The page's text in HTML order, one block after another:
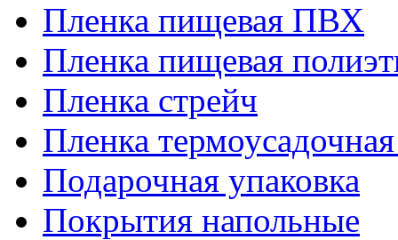
Пленка пищевая ПВХ
Пленка пищевая
Пленка стрейч
Пленка
Подарочная упаковка
Покрытия напольные